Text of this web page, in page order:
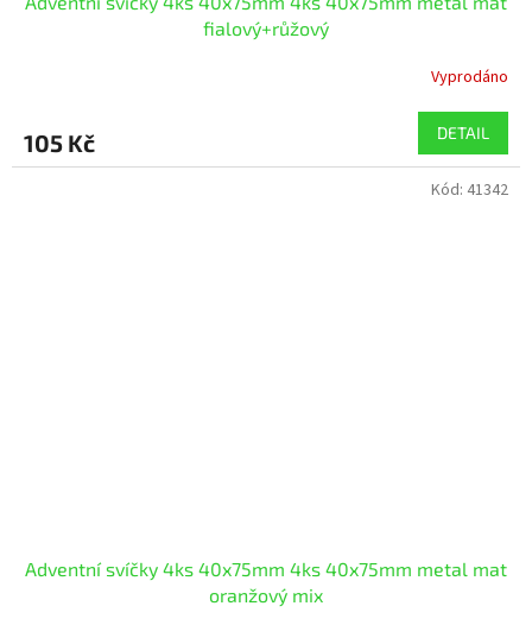
fialový+růžový
Vyprodáno
105 Kč DETAIL
Adventní svíčky 4ks 40x75mm 4ks 40x75mm metal mat
oranžový mix
Kód: 41342